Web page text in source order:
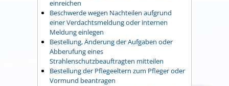
einreichen
Beschwerde wegen Nachteilen aufgrund
einer Verdachtsmeldung oder internen
Meldung einlegen
Bestellung, Änderung der Aufgaben oder
Abberufung eines
Strahlenschutzbeauftragten mitteilen
Bestellung der Pflegeeltern zum Pfleger oder
Vormund beantragen